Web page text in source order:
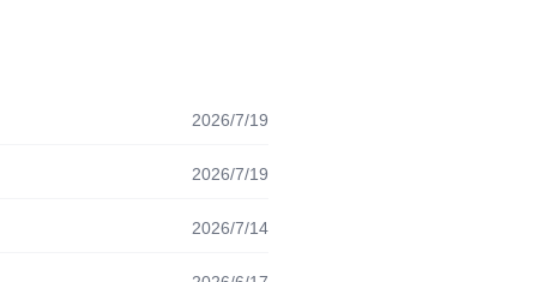
2026/7/19
2026/7/19
2026/7/14